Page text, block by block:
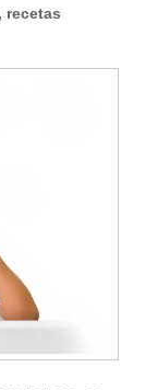
recetas